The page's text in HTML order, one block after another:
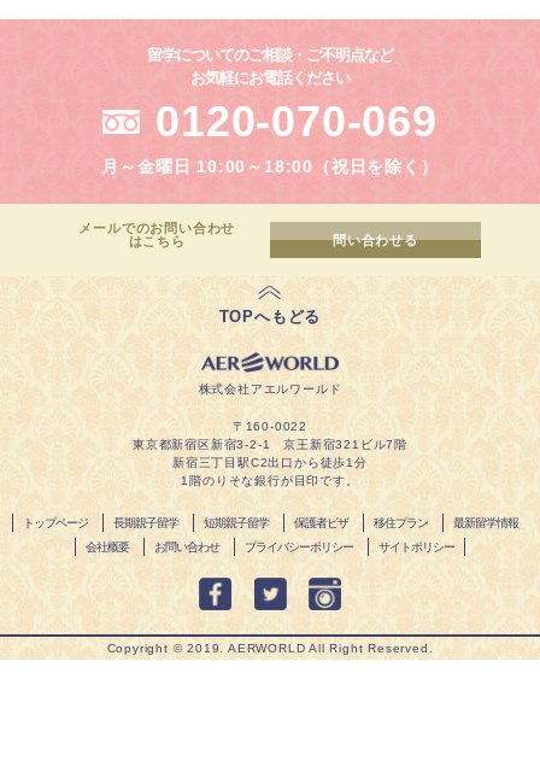
留学についてのご相談・ご不明点など
お気軽にお電話ください
0120-070-069
月～金曜日 10:00～18:00（祝日を除く）
メールでのお問い合わせ
はこちら
問い合わせる
TOPへもどる
株式会社アエルワールド
〒160-0022
東京都新宿区新宿3-2-1 京王新宿321ビル7階
新宿三丁目駅C2出口から徒歩1分
1階のりそな銀行が目印です。
トップページ 長期親子留学 短期親子留学 保護者ビザ 移住プラン
最新留学情報
会社概要
お問い合わせ プライバシーポリシー サイトポリシー
Copyright ©︎ 2019. AERWORLD All Right Reserved.